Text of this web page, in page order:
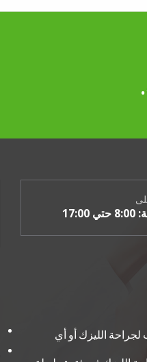
لجراحة الليزك أو أي